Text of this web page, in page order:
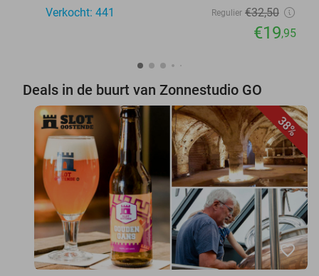
Verkocht: 441
Regulier €32,50
€19,95
Deals in de buurt van Zonnestudio GO
38%
favorite_border